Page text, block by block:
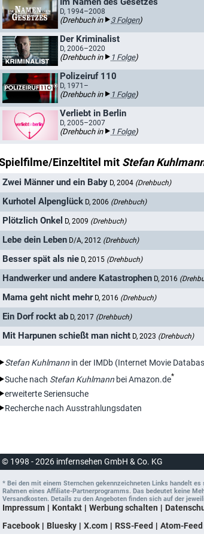
D, 1994–2008
(Drehbuch in 3 Folgen)
Der Kriminalist
D, 2006–2020
(Drehbuch in 1 Folge)
Polizeiruf 110
D, 1971–
(Drehbuch in 1 Folge)
Verliebt in Berlin
D, 2005–2007
(Drehbuch in 1 Folge)
Einzeltitel mit Stefan
Zwei Männer und ein Baby D, 2004 (Drehbuch)
Kurhotel Alpenglück D, 2006 (Drehbuch)
Plötzlich Onkel D, 2009 (Drehbuch)
Lebe dein Leben D/A, 2012 (Drehbuch)
Besser spät als nie D, 2015 (Drehbuch)
Handwerker und andere Katastrophen D, 2016
Mama geht nicht mehr D, 2016 (Drehbuch)
Ein Dorf rockt ab D, 2017 (Drehbuch)
Mit Harpunen schießt man nicht D, 2023 (Drehbuch)
Stefan Kuhlmann in der IMDb (Internet Movie
Suche nach Stefan Kuhlmann bei Amazon.de*
erweiterte Seriensuche
Recherche nach Ausstrahlungsdaten
© 1998 - 2026 imfernsehen GmbH & Co. KG
* Bei den mit einem Sternchen gekennzeichneten Links handelt
Rahmen eines Affiliate-Partnerprogramms. Das bedeutet keine
Versandkosten. Details zu den Angeboten finden sich auf der
Impressum Kontakt Werbung schalten
Facebook
Bluesky X.com RSS-Feed Atom-Feed